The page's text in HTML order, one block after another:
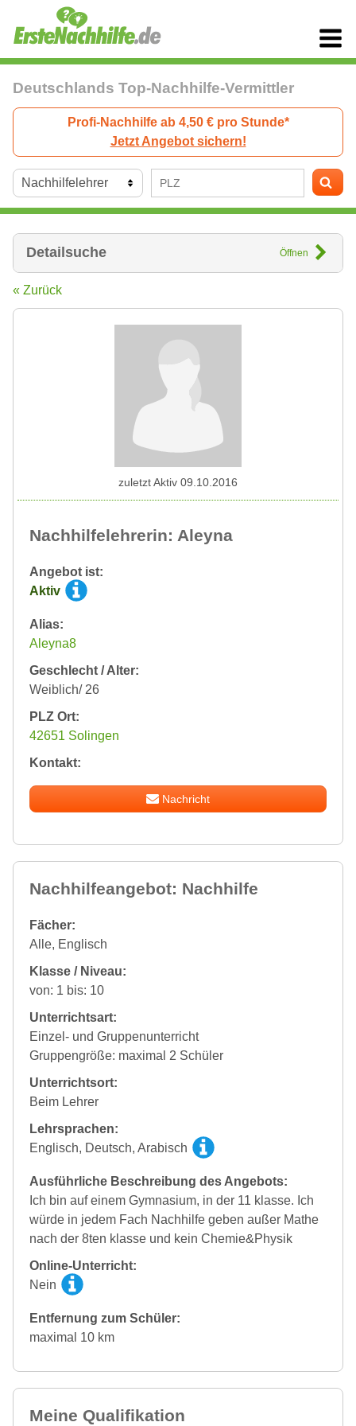
Deutschlands Top-Nachhilfe-Vermittler
Profi-Nachhilfe ab 4,50 € pro Stunde*
Jetzt Angebot sichern!
Detailsuche Öffnen
« Zurück
Nachhilfelehrerin: Aleyna
Angebot ist:
Aktiv
Alias:
Aleyna8
Geschlecht / Alter:
Weiblich/ 26
PLZ Ort:
42651 Solingen
Kontakt:
Nachricht
zuletzt Aktiv 09.10.2016
Nachhilfeangebot: Nachhilfe
Fächer:
Alle, Englisch
Klasse / Niveau:
von: 1 bis: 10
Unterrichtsart:
Einzel- und Gruppenunterricht
Gruppengröße: maximal 2 Schüler
Unterrichtsort:
Beim Lehrer
Lehrsprachen:
Englisch, Deutsch, Arabisch
Ausführliche Beschreibung des Angebots:
Ich bin auf einem Gymnasium, in der 11 klasse. Ich
würde in jedem Fach Nachhilfe geben außer Mathe
nach der 8ten klasse und kein Chemie&Physik
Online-Unterricht:
Nein
Entfernung zum Schüler:
maximal 10 km
Meine Qualifikation